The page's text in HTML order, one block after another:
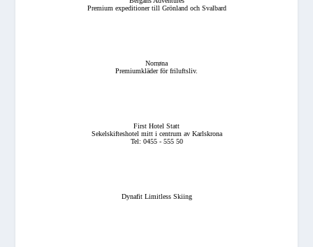
Premium expeditioner till Grönland och Svalbard
Norrøna
Premiumkläder för friluftsliv.
First Hotel Statt
Sekelskifteshotel mitt i centrum av Karlskrona
Tel: 0455 - 555 50
Dynafit Limitless Skiing